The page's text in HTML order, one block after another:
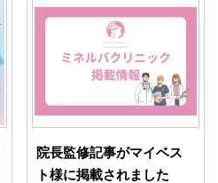
院長監修記事がマイベス
ト様に掲載されました